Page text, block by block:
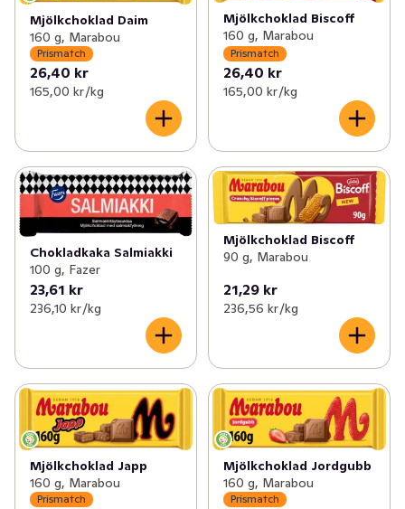
Mjölkchoklad Daim
160 g, Marabou
Prismatch
26,40 kr
165,00 kr /kg
Mjölkchoklad Biscoff
160 g, Marabou
Prismatch
26,40 kr
165,00 kr /kg
Chokladkaka Salmiakki
100 g, Fazer
23,61 kr
236,10 kr /kg
Mjölkchoklad Biscoff
90 g, Marabou
21,29 kr
236,56 kr /kg
Mjölkchoklad Japp
160 g, Marabou
Prismatch
Mjölkchoklad Jordgubb
160 g, Marabou
Prismatch